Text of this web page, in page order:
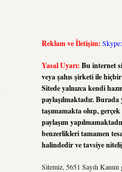
Reklam ve İletişim:
Yasal Uyarı: Bu internet
veya şahıs şirketi ile
Sitede yalnızca kendi
paylaşılmaktadır.
taşımamakta olup,
paylaşım
benzerlikleri tamamen
halindedir ve tavsiye
Sitemiz, 5651 Sayılı